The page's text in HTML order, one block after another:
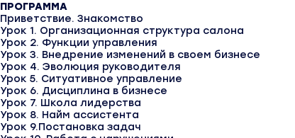
ПРОГРАММА
Приветствие. Знакомство
Урок 1. Организационная структура салона
Урок 2. Функции управления
Урок 3. Внедрение изменений в своем бизнесе
Урок 4. Эволюция руководителя
Урок 5. Ситуативное управление
Урок 6. Дисциплина в бизнесе
Урок 7. Школа лидерства
Урок 8. Найм ассистента
Урок 9.Постановка задач